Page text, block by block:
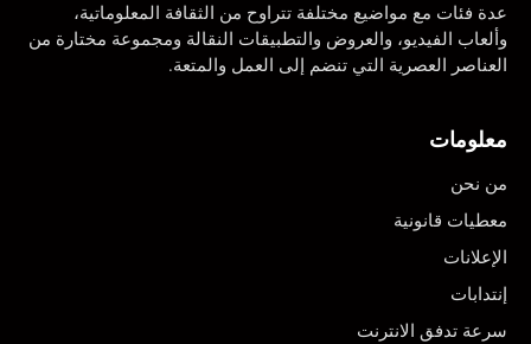
عدة فئات مع مواضيع مختلفة تتراوح من الثقافة المعلوماتية،
وألعاب الفيديو، والعروض والتطبيقات النقالة ومجموعة مختارة من
العناصر العصرية التي تنضم إلى العمل والمتعة.
معلومات
من نحن
معطيات قانونية
الإعلانات
إنتدابات
سرعة تدفق الانترنت